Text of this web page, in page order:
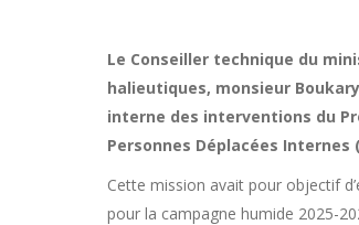
Le Conseiller technique du
halieutiques, monsieur
interne des interventions du
Personnes Déplacées Internes
Cette mission avait pour objectif
pour la campagne humide 2025-